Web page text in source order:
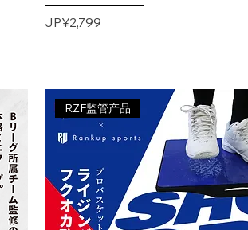
價格
JP¥2,799
RZF监管产品